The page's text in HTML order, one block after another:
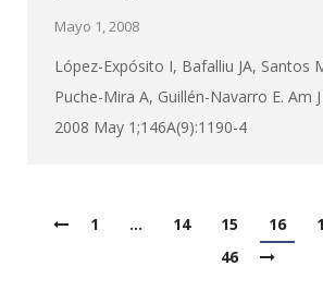
Mayo 1, 2008
López-Expósito I, Bafalliu JA, Santos
Puche-Mira A, Guillén-Navarro E. Am
2008 May 1;146A(9):1190-4
1 … 14 15 16
46